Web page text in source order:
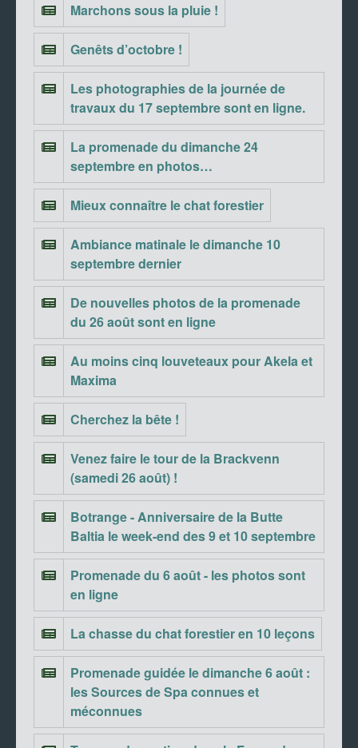
Marchons sous la pluie !
Genêts d’octobre !
Les photographies de la journée de
travaux du 17 septembre sont en ligne.
La promenade du dimanche 24
septembre en photos…
Mieux connaître le chat forestier
Ambiance matinale le dimanche 10
septembre dernier
De nouvelles photos de la promenade
du 26 août sont en ligne
Au moins cinq louveteaux pour Akela et
Maxima
Cherchez la bête !
Venez faire le tour de la Brackvenn
(samedi 26 août) !
Botrange - Anniversaire de la Butte
Baltia le week-end des 9 et 10 septembre
Promenade du 6 août - les photos sont
en ligne
La chasse du chat forestier en 10 leçons
Promenade guidée le dimanche 6 août :
les Sources de Spa connues et
méconnues